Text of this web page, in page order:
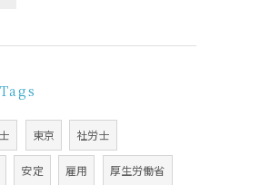
Tags
東京 社労士
安定 雇用 厚生労働省